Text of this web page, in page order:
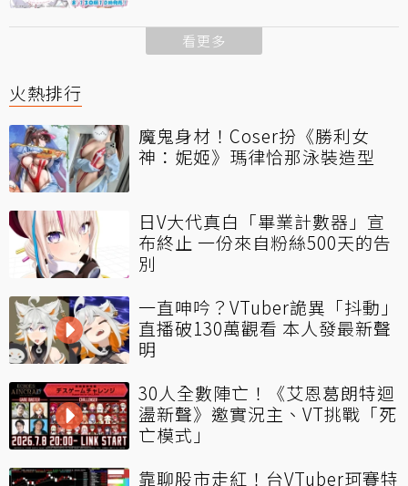
看更多
火熱排行
魔鬼身材！Coser扮《勝利女
神：妮姬》瑪律恰那泳裝造型
日V大代真白「畢業計數器」宣
布終止 一份來自粉絲500天的告
別
一直呻吟？VTuber詭異「抖動」
直播破130萬觀看 本人發最新聲
明
30人全數陣亡！《艾恩葛朗特迴
盪新聲》邀實況主、VT挑戰「死
亡模式」
靠聊股市走紅！台VTuber珂賽特